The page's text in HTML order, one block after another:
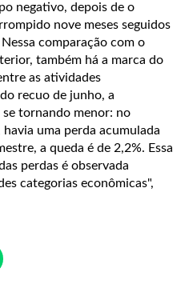
negativo, depois de o
nove meses seguidos
comparação com o
também há a marca do
as atividades
recuo de junho, a
se tornando menor: no
uma perda acumulada
a queda é de 2,2%. Essa
perdas é observada
categorias econômicas",